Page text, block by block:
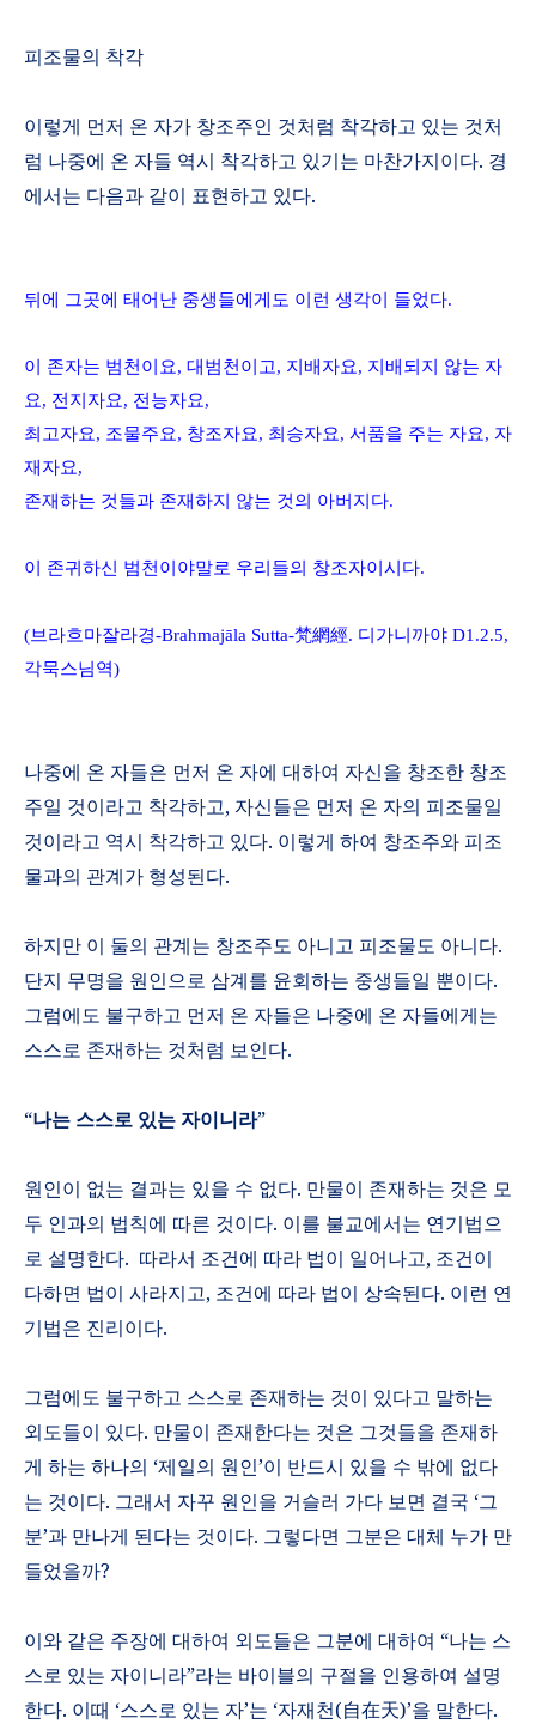
피조물의 착각
이렇게 먼저 온 자가 창조주인 것처럼 착각하고 있는 것처
럼 나중에 온 자들 역시 착각하고 있기는 마찬가지이다. 경
에서는 다음과 같이 표현하고 있다.
뒤에 그곳에 태어난 중생들에게도 이런 생각이 들었다.
이 존자는 범천이요, 대범천이고, 지배자요, 지배되지 않는 자
요, 전지자요, 전능자요,
최고자요, 조물주요, 창조자요, 최승자요, 서품을 주는 자요, 자
재자요,
존재하는 것들과 존재하지 않는 것의 아버지다.
이 존귀하신 범천이야말로 우리들의 창조자이시다.
(브라흐마잘라경-Brahmajāla Sutta-梵網經. 디가니까야 D1.2.5,
각묵스님역)
나중에 온 자들은 먼저 온 자에 대하여 자신을 창조한 창조
주일 것이라고 착각하고, 자신들은 먼저 온 자의 피조물일
것이라고 역시 착각하고 있다. 이렇게 하여 창조주와 피조
물과의 관계가 형성된다.
하지만 이 둘의 관계는 창조주도 아니고 피조물도 아니다.
단지 무명을 원인으로 삼계를 윤회하는 중생들일 뿐이다.
그럼에도 불구하고 먼저 온 자들은 나중에 온 자들에게는
스스로 존재하는 것처럼 보인다.
“나는 스스로 있는 자이니라”
원인이 없는 결과는 있을 수 없다. 만물이 존재하는 것은 모
두 인과의 법칙에 따른 것이다. 이를 불교에서는 연기법으
로 설명한다. 따라서 조건에 따라 법이 일어나고, 조건이
다하면 법이 사라지고, 조건에 따라 법이 상속된다. 이런 연
기법은 진리이다.
그럼에도 불구하고 스스로 존재하는 것이 있다고 말하는
외도들이 있다. 만물이 존재한다는 것은 그것들을 존재하
게 하는 하나의 ‘제일의 원인’이 반드시 있을 수 밖에 없다
는 것이다. 그래서 자꾸 원인을 거슬러 가다 보면 결국 ‘그
분’과 만나게 된다는 것이다. 그렇다면 그분은 대체 누가 만
들었을까?
이와 같은 주장에 대하여 외도들은 그분에 대하여 “나는 스
스로 있는 자이니라”라는 바이블의 구절을 인용하여 설명
한다. 이때 ‘스스로 있는 자’는 ‘자재천(自在天)’을 말한다.